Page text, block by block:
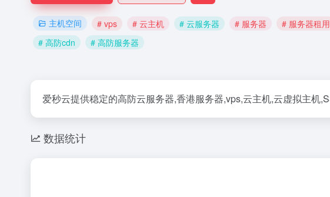
主机空间 # vps # 云主机 # 云服务器 # 服务器 # 服务器租用
# 高防cdn
# 高防服务器
爱秒云提供稳定的高防云服务器,香港服务器,vps,云主机,云虚拟主机
数据统计